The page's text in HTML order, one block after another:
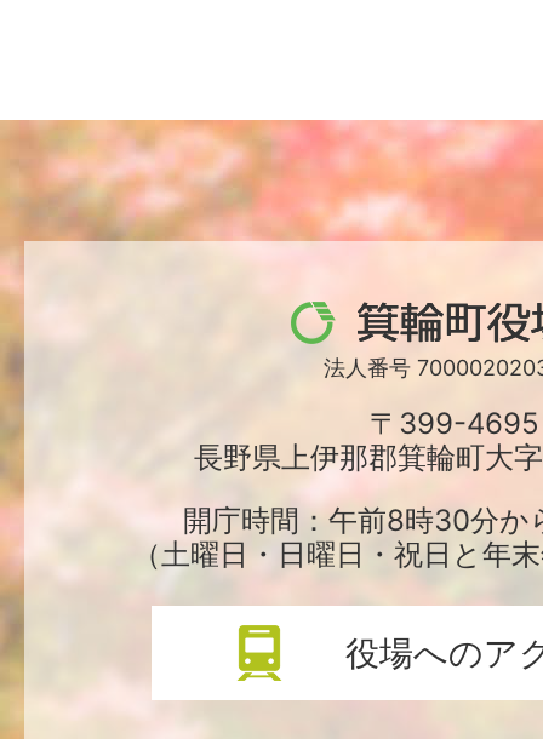
箕
輪
役
場
法人番号
〒399-4695
長野県上伊那郡箕輪町大
開庁時間：午前8時30分か
（土曜日・日曜日・祝日と年
役場へのア